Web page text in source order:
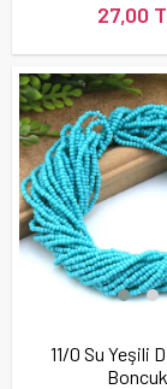
27,00
11/0 Su Yeşili
Boncuk